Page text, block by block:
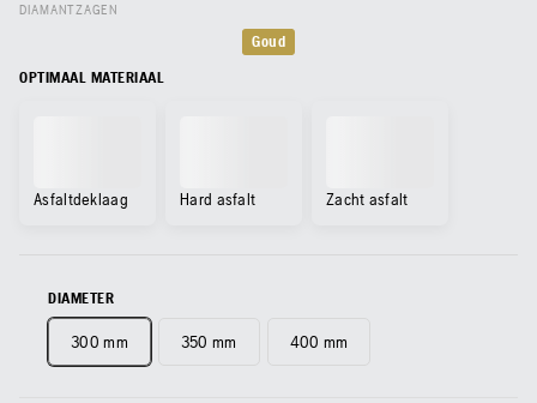
DIAMANTZAGEN
Goud
OPTIMAAL MATERIAAL
Asfaltdeklaag Hard asfalt Zacht asfalt
DIAMETER
300 mm 350 mm 400 mm